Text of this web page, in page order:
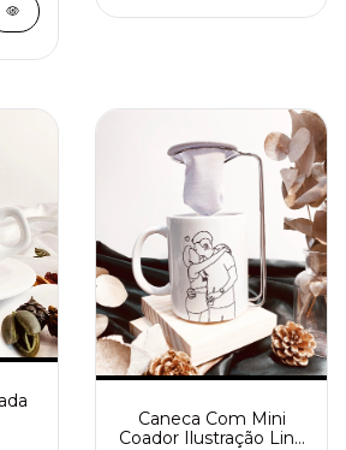
Caneca Com Mini
Coador Ilustração Line